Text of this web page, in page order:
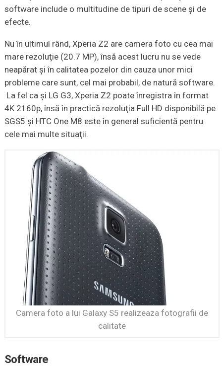
software include o multitudine de tipuri de scene şi de
efecte.
Nu în ultimul rând, Xperia Z2 are camera foto cu cea mai
mare rezoluţie (20.7 MP), însă acest lucru nu se vede
neapărat şi în calitatea pozelor din cauza unor mici
probleme care sunt, cel mai probabil, de natură software.
La fel ca şi LG G3, Xperia Z2 poate înregistra în format
4K 2160p, însă în practică rezoluţia Full HD disponibilă pe
SGS5 şi HTC One M8 este în general suficientă pentru
cele mai multe situaţii.
Camera foto a lui Galaxy S5 realizeaza fotografii de
calitate
Software